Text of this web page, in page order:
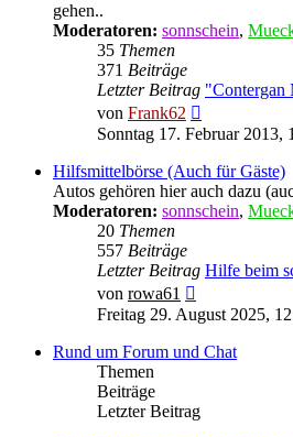
gehen..
Moderatoren: sonnschein,
35 Themen
371 Beiträge
Letzter Beitrag
von Frank62
Beitrag
Sonntag 17. Februar 2013,
Hilfsmittelbörse (Auch für Gäste)
Autos gehören hier auch dazu
Moderatoren: sonnschein,
20 Themen
557 Beiträge
Letzter Beitrag Hilfe beim
von rowa61
Beitrag
Freitag 29. August 2025,
Rund um Forum und Chat
Themen
Beiträge
Letzter Beitrag